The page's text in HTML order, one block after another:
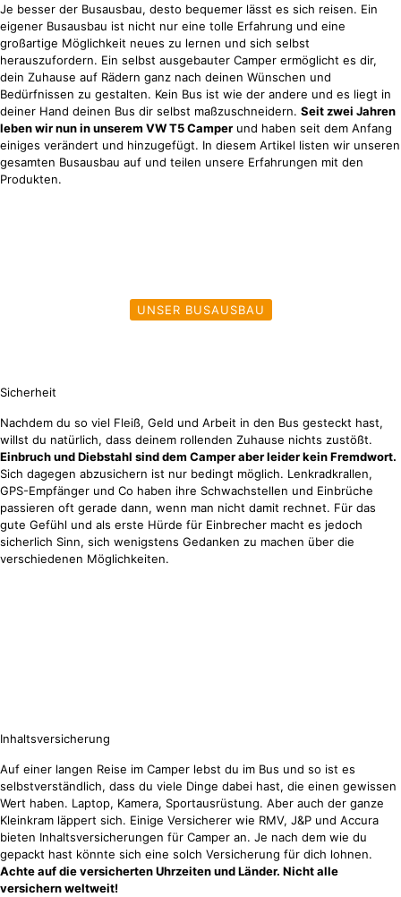
Je besser der Busausbau, desto bequemer lässt es sich reisen. Ein
eigener Busausbau ist nicht nur eine tolle Erfahrung und eine
großartige Möglichkeit neues zu lernen und sich selbst
herauszufordern. Ein selbst ausgebauter Camper ermöglicht es dir,
dein Zuhause auf Rädern ganz nach deinen Wünschen und
Bedürfnissen zu gestalten. Kein Bus ist wie der andere und es liegt in
deiner Hand deinen Bus dir selbst maßzuschneidern. Seit zwei Jahren
leben wir nun in unserem VW T5 Camper und haben seit dem Anfang
einiges verändert und hinzugefügt. In diesem Artikel listen wir unseren
gesamten Busausbau auf und teilen unsere Erfahrungen mit den
Produkten.
UNSER BUSAUSBAU
Sicherheit
Nachdem du so viel Fleiß, Geld und Arbeit in den Bus gesteckt hast,
willst du natürlich, dass deinem rollenden Zuhause nichts zustößt.
Einbruch und Diebstahl sind dem Camper aber leider kein Fremdwort.
Sich dagegen abzusichern ist nur bedingt möglich. Lenkradkrallen,
GPS-Empfänger und Co haben ihre Schwachstellen und Einbrüche
passieren oft gerade dann, wenn man nicht damit rechnet. Für das
gute Gefühl und als erste Hürde für Einbrecher macht es jedoch
sicherlich Sinn, sich wenigstens Gedanken zu machen über die
verschiedenen Möglichkeiten.
Inhaltsversicherung
Auf einer langen Reise im Camper lebst du im Bus und so ist es
selbstverständlich, dass du viele Dinge dabei hast, die einen gewissen
Wert haben. Laptop, Kamera, Sportausrüstung. Aber auch der ganze
Kleinkram läppert sich. Einige Versicherer wie RMV, J&P und Accura
bieten Inhaltsversicherungen für Camper an. Je nach dem wie du
gepackt hast könnte sich eine solch Versicherung für dich lohnen.
Achte auf die versicherten Uhrzeiten und Länder. Nicht alle
versichern weltweit!